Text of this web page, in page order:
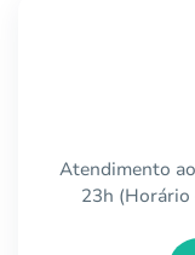
Atendimento
23h (Horário